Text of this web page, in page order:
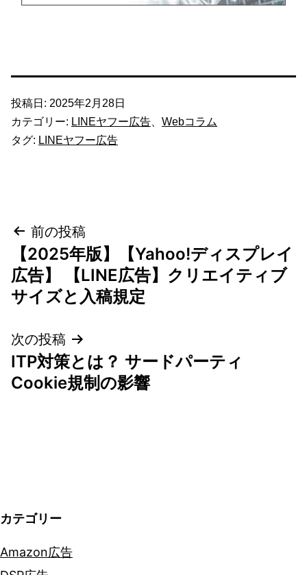
投稿日: 2025年2月28日
カテゴリー: LINEヤフー広告
Webコラム
タグ: LINEヤフー広告
投
稿
ナ
ビ
ゲ
ー
前の投稿
【2025年版】【Yahoo!ディスプレイ
広告】 【LINE広告】クリエイティブ
サイズと入稿規定
次の投稿
ITP対策とは？ サードパーティ
Cookie規制の影響
カテゴリー
Amazon広告